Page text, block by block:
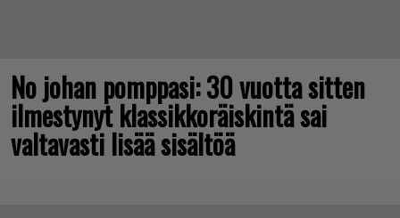
No johan pomppasi: 30 vuotta sitten
ilmestynyt klassikkoräiskintä sai
valtavasti lisää sisältöä